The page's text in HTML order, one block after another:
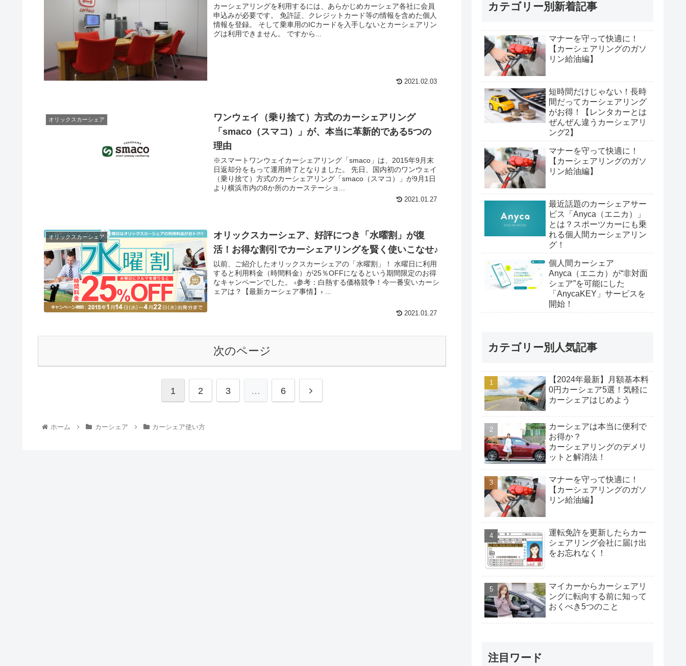
カーシェアリングを利用するには、あらかじめカーシェア各社に会員
申込みが必要です。 免許証、クレジットカード等の情報を含めた個人
情報を登録。 そして乗車用のICカードを入手しないとカーシェアリン
グは利用できません。 ですから...
2021.02.03
オリックスカーシェア
ワンウェイ（乗り捨て）方式のカーシェアリング
「smaco（スマコ）」が、本当に革新的である5つの
理由
※スマートワンウェイカーシェアリング「smaco」は、2015年9月末
日返却分をもって運用終了となりました。 先日、国内初のワンウェイ
（乗り捨て）方式のカーシェアリング「smaco（スマコ）」が9月1日
より横浜市内の8か所のカーステーショ...
2021.01.27
オリックスカーシェア
オリックスカーシェア、好評につき「水曜割」が復
活！お得な割引でカーシェアリングを賢く使いこなせ♪
以前、ご紹介したオリックスカーシェアの「水曜割」！ 水曜日に利用
すると利用料金（時間料金）が25％OFFになるという期間限定のお得
なキャンペーンでした。 ‹参考：白熱する価格競争！今一番安いカーシ
ェアは？【最新カーシェア事情】› ...
2021.01.27
次のページ
1 2 3 … 6
ホーム カーシェア カーシェア使い方
カテゴリー別新着記事
マナーを守って快適に！
【カーシェアリングのガソ
リン給油編】
短時間だけじゃない！長時
間だってカーシェアリング
がお得！【レンタカーとは
ぜんぜん違うカーシェアリ
ング2】
マナーを守って快適に！
【カーシェアリングのガソ
リン給油編】
最近話題のカーシェアサー
ビス「Anyca（エニカ）」
とは？スポーツカーにも乗
れる個人間カーシェアリン
グ！
個人間カーシェア
Anyca（エニカ）が“非対面
シェア”を可能にした
「AnycaKEY」サービスを
開始！
カテゴリー別人気記事
【2024年最新】月額基本料
0円カーシェア5選！気軽に
カーシェアはじめよう
カーシェアは本当に便利で
お得か？
カーシェアリングのデメリ
ットと解消法！
マナーを守って快適に！
【カーシェアリングのガソ
リン給油編】
運転免許を更新したらカー
シェアリング会社に届け出
をお忘れなく！
マイカーからカーシェアリ
ングに転向する前に知って
おくべき5つのこと
注目ワード